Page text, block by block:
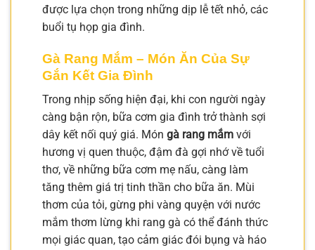
được lựa chọn trong những dịp lễ tết nhỏ, các
buổi tụ họp gia đình.
Gà Rang Mắm – Món Ăn Của Sự
Gắn Kết Gia Đình
Trong nhịp sống hiện đại, khi con người ngày
càng bận rộn, bữa cơm gia đình trở thành sợi
dây kết nối quý giá. Món gà rang mắm với
hương vị quen thuộc, đậm đà gợi nhớ về tuổi
thơ, về những bữa cơm mẹ nấu, càng làm
tăng thêm giá trị tinh thần cho bữa ăn. Mùi
thơm của tỏi, gừng phi vàng quyện với nước
mắm thơm lừng khi rang gà có thể đánh thức
mọi giác quan, tạo cảm giác đói bụng và háo